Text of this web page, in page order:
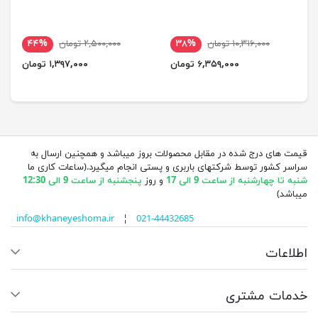
۱۰,۳۱۶,۰۰۰ تومان
۳۸%
۶,۳۵۹,۰۰۰ تومان
۲,۵۰۰,۰۰۰ تومان
۴۴%
۱,۳۹۷,۰۰۰ تومان
قیمت های درج شده در مقابل محصولات بروز میباشد و همچنین ارسال به
سراسر کشور توسط شرکتهای باربری و پستی انجام میگیرد.(ساعات کاری ما
شنبه تا چهارشنبه از ساعت 9 الی 17
و روز پنجشنبه از ساعت 9 الی 12:30
میباشد)
info@khaneyeshoma.ir¦ 021-44432685
اطلاعات
خدمات مشتری